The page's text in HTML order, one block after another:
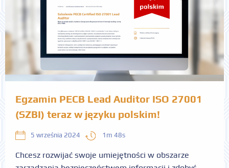
Egzamin PECB Lead Auditor ISO 27001
(SZBI) teraz w języku polskim!
5 września 2024 1m 48s
Chcesz rozwijać swoje umiejętności w obszarze